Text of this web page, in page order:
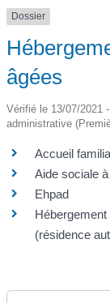
Dossier
âgées
Vérifié le 13/07/2021
administrative
Accueil
Aide sociale
Ehpad
(résidence